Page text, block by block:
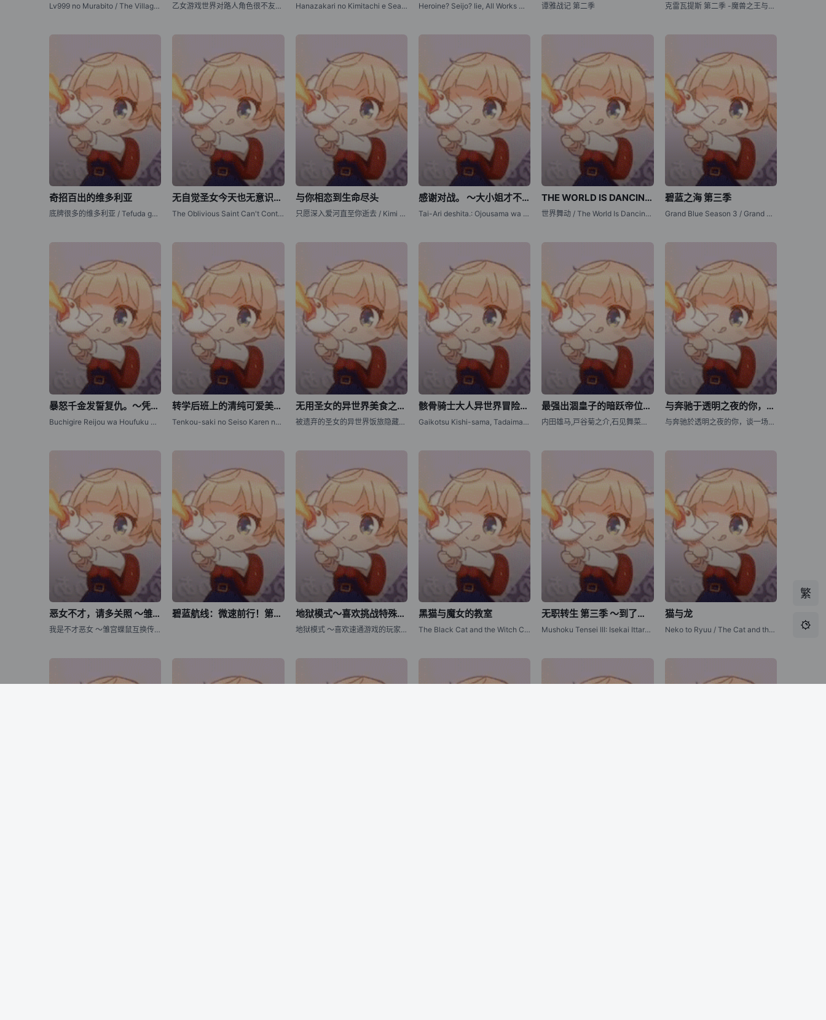
Lv999 no Murabito / The Villager of Level 999 乙女游戏世界对路人角色很不友好 第二季 / 女性向游戏世界对路人角色很不友好 第二季 / Otome Game Sekai wa Mob ni Kibishii Sekai desu 2nd Season / Trapped in a Dating Sim: The World of Otome Games is Tough for Mobs Season 2 Hanazakari no Kimitachi e Season 2 / Hana-Kimi Season 2 Heroine? Seijo? Iie, All Works Maid desu (Hokori)! / Heroine? Saint? No, I'm an All-Works Maid (And Proud of It)! 谭雅战记 第二季 克雷瓦提斯 第二季 -魔兽之王与虚伪的勇者传承- / クレバテス-魔獣の王と赤子と尸の勇者- 第2期 / 克雷瓦提斯-魔兽之王与婴儿与尸之勇者- 第二季 / Clevatess: Majuu no Ou to Akago to Shikabane no Yuusha Season 2 / Clevatess Season 2
奇招百出的维多利亚
底牌很多的维多利亚 / Tefuda ga Oome no Victoria / Victoria of Many Faces
无自觉圣女今天也无意识地释放力量
The Oblivious Saint Can't Contain Her Power: Forget My Sister! Turns Out I Was the Real Saint All Along!The Oblivious Saint Can't Contain Her Power: Forget My Sister! Turns Out I Was the Real Saint All Along! / Mujikaku Seijo wa Kyou mo Muishiki
与你相恋到生命尽头
只愿深入爱河直至你逝去 / Kimi ga Shinu made Koi wo Shitai / I Want to Love You Till Your Dying Day
感谢对战。 ～大小姐才不玩格斗游戏～
Tai-Ari deshita.: Ojousama wa Kakutou Game nante Shinai / Young Ladies Don't Play Fighting Games
THE WORLD IS DANCING 世界在起舞
世界舞动 / The World Is Dancing / 世界在起舞 / 世界在跳舞
碧蓝之海 第三季
Grand Blue Season 3 / Grand Blue Dreaming Season 3
暴怒千金发誓复仇。～凭借魔导书之力打垮祖国～
Buchigire Reijou wa Houfuku wo Chikaimashita. Madousho no Chikara de Sokoku wo Tatakitsubushimasu / A Livid Lady's Guide to Getting Even: How I Crushed My Homeland with My Mighty Grimoires, The Furious Princess Decided to Take Revenge
转学后班上的清纯可爱美少女，竟是小时候玩在一起的哥儿们
Tenkou-saki no Seiso Karen na Bishoujo ga, Mukashi Danshi to Omotte Issho ni Asonda Osananajimi Datta Ken / Oh Boy, Was I Wrong About Her
无用圣女的异世界美食之旅 凭借隐藏技能召唤露营车
被遗弃的圣女的异世界饭旅隐藏技能召唤了露营车
骸骨骑士大人异世界冒险中 第二季
Gaikotsu Kishi-sama, Tadaima Isekai e Odekake-chuu Season 2 / Skeleton Knight in Another World Season 2
最强出涸皇子的暗跃帝位争夺
内田雄马,戸谷菊之介,石见舞菜香,内田真礼,本渡枫,田丸篤志,竹内良太,斎贺みつき,井上和彦,桑原由気,田中正彦
与奔驰于透明之夜的你，谈一场看不见的恋爱。
与奔驰於透明之夜的你，谈一场看不见的恋爱。
恶女不才，请多关照 ～雏宫蝶鼠换身传～
我是不才恶女 ～雏宫蝶鼠互换传～ / 虽然我是不完美恶女 ～雏宫蝶鼠替换传～ / Though I Am an Inept Villainess: Tale of the Butterfly-Rat Body Swap in the Maiden Court / Futsutsuka na Akujo dewa Gozaimasu ga: Suuguu Chouso Torikae Den
碧蓝航线：微速前行！第二季 地狱模式～喜欢挑战特殊成就的玩家在废设定的异世界成为无双～第二季
地狱模式 ～喜欢速通游戏的玩家在废设定异世界无双～ 第二季
黑猫与魔女的教室
The Black Cat and the Witch Classroom / The Classroom of a Black Cat and a Witch
无职转生 第三季 ～到了异世界就拿出真本事～
Mushoku Tensei III: Isekai Ittara Honki Dasu / 无职转生 第三季 ～在异世界认真地活下去～
猫与龙
Neko to Ryuu / The Cat and the Dragon
繁
